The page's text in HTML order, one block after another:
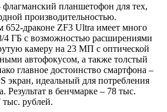
флагманский планшетофон для тех,
производительностью.
драконе ZF3 Ultra имеет много
ГБ с возможностью расширениями
камеру на 23 МП с оптической
автофокусом, а также толстый
главное достоинство смартфона –
экран, идеальный для потребления
Результат в бенчмарке – 78 тыс.
тыс. рублей.